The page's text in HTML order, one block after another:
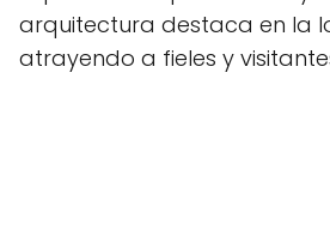
arquitectura destaca en la
atrayendo a fieles y